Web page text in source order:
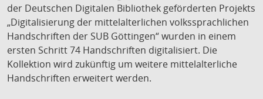
der Deutschen Digitalen Bibliothek geförderten Projekts
„Digitalisierung der mittelalterlichen volkssprachlichen
Handschriften der SUB Göttingen“ wurden in einem
ersten Schritt 74 Handschriften digitalisiert. Die
Kollektion wird zukünftig um weitere mittelalterliche
Handschriften erweitert werden.